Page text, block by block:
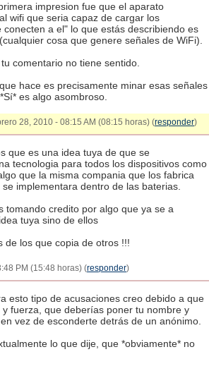
impresion fue que el aparato
wifi que seria capaz de cargar los
conecten a el" lo que estás describiendo es
cosa que genere señales de WiFi).
comentario no tiene sentido.
hace es precisamente minar esas señales
es algo asombroso.
28, 2010 - 08:15 AM (08:15 horas) (responder)
que es una idea tuya de que se
tecnologia para todos los dispositivos como
que la misma compania que los fabrica
implementara dentro de las baterias.
tomando credito por algo que ya se a
tuya sino de ellos
de los que copia de otros !!!
PM (15:48 horas) (responder)
esto tipo de acusaciones creo debido a que
fuerza, que deberías poner tu nombre y
vez de esconderte detrás de un anónimo.
lo que dije, que *obviamente* no